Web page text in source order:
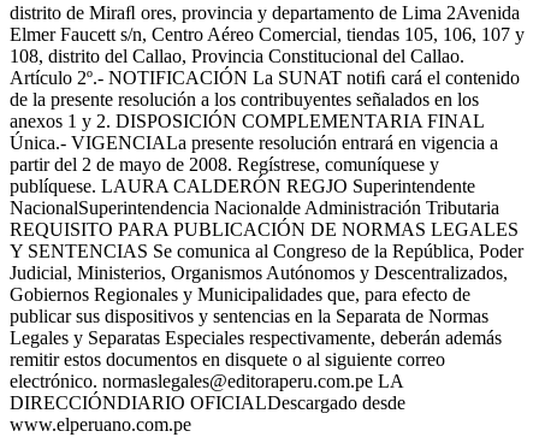
distrito de Miraﬂ ores, provincia y departamento de Lima 2Avenida
Elmer Faucett s/n, Centro Aéreo Comercial, tiendas 105, 106, 107 y
108, distrito del Callao, Provincia Constitucional del Callao.
Artículo 2º.- NOTIFICACIÓN La SUNAT notiﬁ cará el contenido
de la presente resolución a los contribuyentes señalados en los
anexos 1 y 2. DISPOSICIÓN COMPLEMENTARIA FINAL
Única.- VIGENCIALa presente resolución entrará en vigencia a
partir del 2 de mayo de 2008. Regístrese, comuníquese y
publíquese. LAURA CALDERÓN REGJO Superintendente
NacionalSuperintendencia Nacionalde Administración Tributaria
REQUISITO PARA PUBLICACIÓN DE NORMAS LEGALES
Y SENTENCIAS Se comunica al Congreso de la República, Poder
Judicial, Ministerios, Organismos Autónomos y Descentralizados,
Gobiernos Regionales y Municipalidades que, para efecto de
publicar sus dispositivos y sentencias en la Separata de Normas
Legales y Separatas Especiales respectivamente, deberán además
remitir estos documentos en disquete o al siguiente correo
electrónico. normaslegales@editoraperu.com.pe LA
DIRECCIÓNDIARIO OFICIALDescargado desde
www.elperuano.com.pe